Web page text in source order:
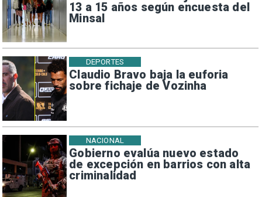
13 a 15 años según encuesta del
Minsal
Claudio Bravo baja la euforia
sobre fichaje de Vozinha
DEPORTES
Gobierno evalúa nuevo estado
de excepción en barrios con alta
criminalidad
NACIONAL